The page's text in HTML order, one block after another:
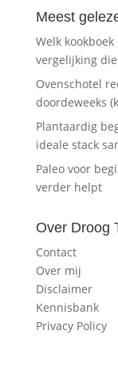
Meest
Welk
vergelijking
Ovenschotel
doordeweeks
Plantaardig
ideale stack
Paleo voor
verder helpt
Over Droog
Contact
Over mij
Disclaimer
Kennisbank
Privacy Policy